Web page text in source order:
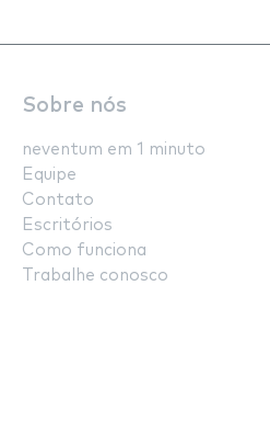
Sobre nós
neventum em 1 minuto
Equipe
Contato
Escritórios
Como funciona
Trabalhe conosco